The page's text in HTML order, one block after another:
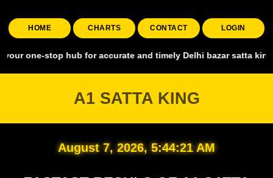
HOME CHARTS CONTACT LOGIN
hub for accurate and timely Delhi bazar satta king,
A1 SATTA KING
August 7, 2026, 5:44:22 AM